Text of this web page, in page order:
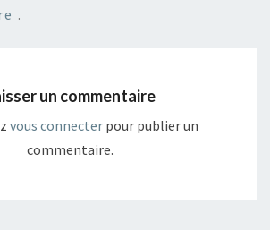
.
un commentaire
vous connecter pour publier un
commentaire.